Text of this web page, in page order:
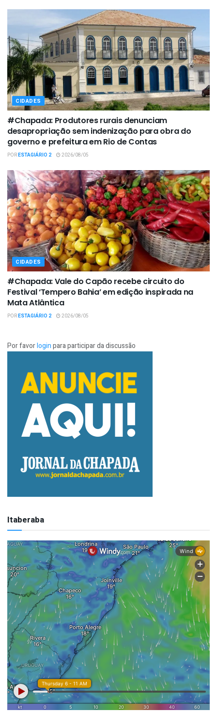
CIDADES
#Chapada: Produtores rurais denunciam
desapropriação sem indenização para obra do
governo e prefeitura em Rio de Contas
PORESTAGIÁRIO 2 2026/08/05
CIDADES
#Chapada: Vale do Capão recebe circuito do
Festival ‘Tempero Bahia’ em edição inspirada na
Mata Atlântica
PORESTAGIÁRIO 2 2026/08/05
Por favorloginpara participar da discussão
Itaberaba